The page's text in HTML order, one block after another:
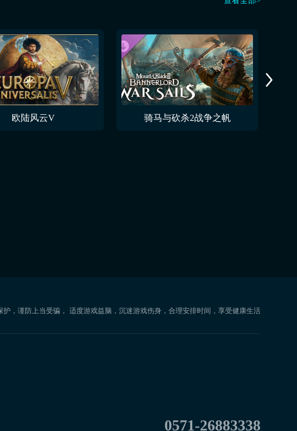
欧陆风云V 骑马与砍杀2战争之帆
，谨防上当受骗， 适度游戏益脑，沉迷游戏伤身，合理安排时间，享受健康生活
0571-26883338